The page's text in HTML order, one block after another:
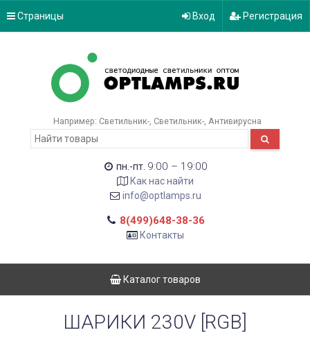
Страницы Вход Регистрация
Например: Светильник- Светильник- Антивирусна
пн.-пт. 9:00 – 19:00
Как нас найти
info@optlamps.ru
8(499)648-38-36
Контакты
Каталог товаров
ШАРИКИ 230V [RGB]